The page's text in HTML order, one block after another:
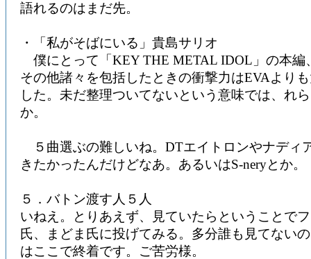
語れるのはまだ先。
・「私がそばにいる」貴島サリオ
僕にとって「KEY THE METAL IDOL」の本編
その他諸々を包括したときの衝撃力はEVAより
した。未だ整理ついてないという意味では、れ
か。
５曲選ぶの難しいね。DTエイトロンやナディ
きたかったんだけどなあ。あるいはS-neryとか。
５．バトン渡す人５人
いねえ。とりあえず、見ていたらということで
氏、まどま氏に投げてみる。多分誰も見てない
はここで終着です。ご苦労様。